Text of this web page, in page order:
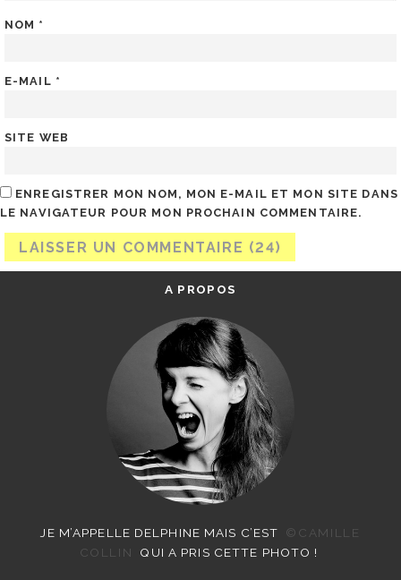
NOM *
E-MAIL *
SITE WEB
ENREGISTRER MON NOM, MON E-MAIL ET MON SITE DANS
LE NAVIGATEUR POUR MON PROCHAIN COMMENTAIRE.
A PROPOS
JE M’APPELLE DELPHINE MAIS C’EST
©CAMILLE
COLLIN
QUI A PRIS CETTE PHOTO !